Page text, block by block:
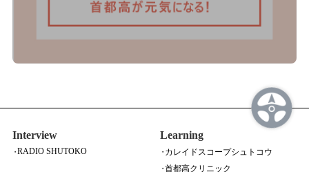
Interview
RADIO SHUTOKO
Learning
カレイドスコープシュトコウ
首都高クリニック